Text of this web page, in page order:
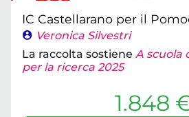
IC Castellarano per il
Veronica Silvestri
La raccolta sostiene A scuola
per la ricerca 2025
1.848